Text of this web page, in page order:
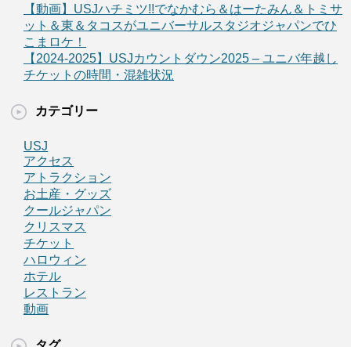
【動画】USJハチミツ!!でなかむら＆はーたみん＆トミサ
ット＆東＆タコスがユニバーサルスタジオジャパンでひ
こまロケ！
【2024-2025】USJカウントダウン2025 – ユニバ年越し
チケットの時間・混雑状況
カテゴリー
USJ
アクセス
アトラクション
お土産・グッズ
クールジャパン
クリスマス
チケット
ハロウィン
ホテル
レストラン
動画